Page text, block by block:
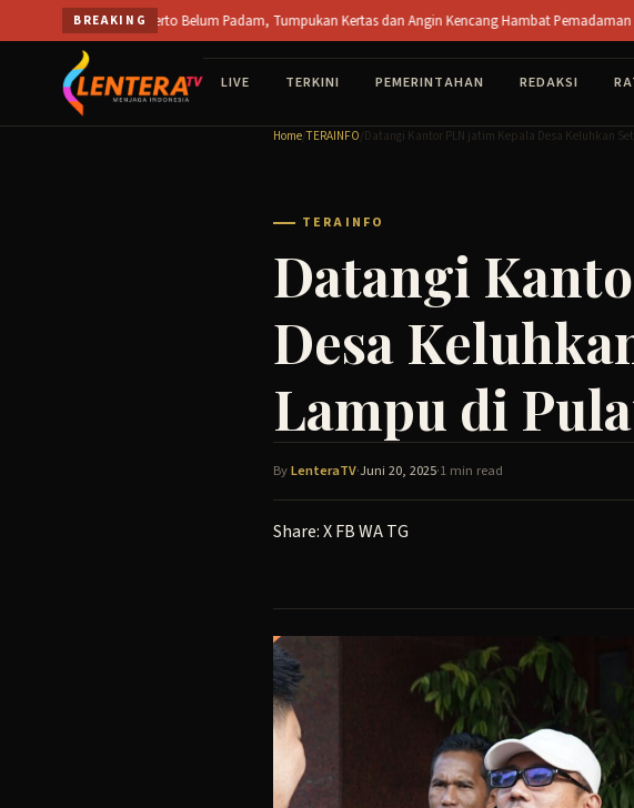
to
BREAKING
PT SPS Mojokerto Belum Padam, Tumpukan Kertas dan Angin Kencang Hambat Pemadaman ||
LIVE TERKINI PEMERINTAHAN REDAKSI
Home /TERAINFO Datangi Kantor PLN jatim Kepala Desa Keluhkan
TERAINFO
Datangi
Desa
Lampu di
ByLenteraTV·Juni 20, 2025·1 min read
Share:XFBWATG